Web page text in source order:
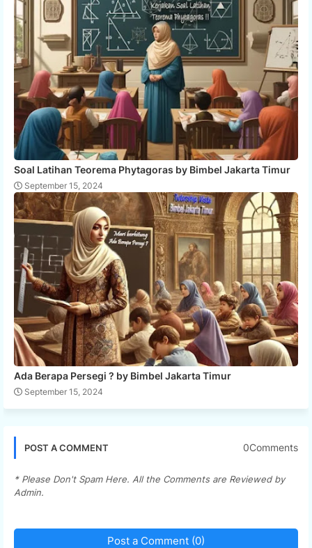
Soal Latihan Teorema Phytagoras by Bimbel Jakarta Timur
September 15, 2024
Ada Berapa Persegi ? by Bimbel Jakarta Timur
September 15, 2024
POST A COMMENT 0Comments
* Please Don't Spam Here. All the Comments are Reviewed by
Admin.
Post a Comment (0)